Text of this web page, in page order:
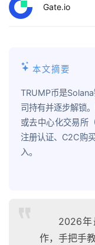
Gate.io
本文摘要
TRUMP币是
司持有并逐步解锁
或去中心化交易所
注册认证、C2C购
入。
2026年
作，手把手